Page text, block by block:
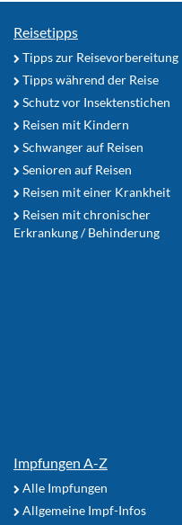
Reisetipps
Tipps zur Reisevorbereitung
Tipps während der Reise
Schutz vor Insektenstichen
Reisen mit Kindern
Schwanger auf Reisen
Senioren auf Reisen
Reisen mit einer Krankheit
Reisen mit chronischer
Erkrankung / Behinderung
Impfungen A-Z
Alle Impfungen
Allgemeine Impf-Infos